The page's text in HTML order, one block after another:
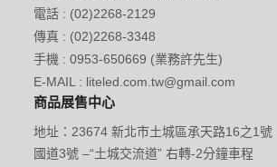
電話 : (02)2268-2129
傳真 : (02)2268-3348
手機 : 0953-650669 (業務許先生)
E-MAIL : liteled.com.tw@gmail.com
商品展售中心
地址：23674 新北市土城區承天路16之1號
國道3號 –“土城交流道” 右轉-2分鐘車程